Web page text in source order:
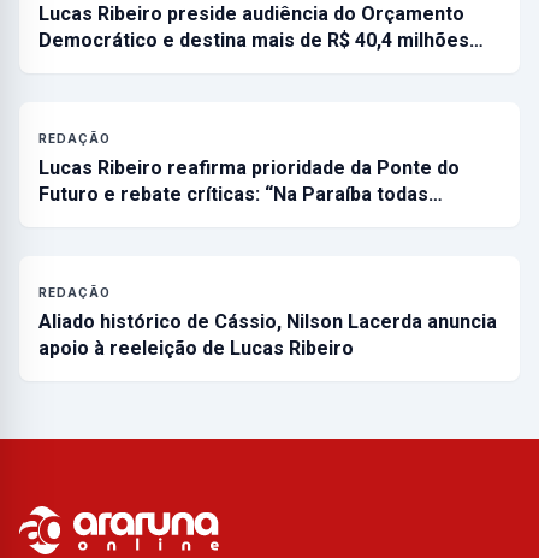
Lucas Ribeiro preside audiência do Orçamento
Democrático e destina mais de R$ 40,4 milhões…
REDAÇÃO
Lucas Ribeiro reafirma prioridade da Ponte do
Futuro e rebate críticas: “Na Paraíba todas…
REDAÇÃO
Aliado histórico de Cássio, Nilson Lacerda anuncia
apoio à reeleição de Lucas Ribeiro